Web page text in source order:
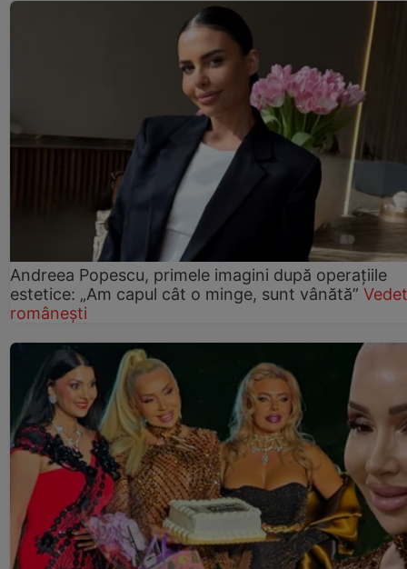
Andreea Popescu, primele imagini după operațiile
estetice: „Am capul cât o minge, sunt vânătă”
românești